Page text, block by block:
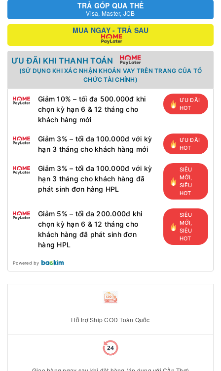
TRẢ GÓP QUA THẺ
Visa, Master, JCB
MUA NGAY - TRẢ SAU
ƯU ĐÃI KHI THANH TOÁN
(SỬ DỤNG KHI XÁC NHẬN KHOẢN VAY TRÊN TRANG CỦA TỔ
CHỨC TÀI CHÍNH)
Giảm 10% – tối đa 500.000đ khi
chọn kỳ hạn 6 & 12 tháng cho
khách hàng mới
ƯU ĐÃI
HOT
Giảm 3% – tối đa 100.000đ với kỳ
hạn 3 tháng cho khách hàng mới
ƯU ĐÃI
HOT
Giảm 3% – tối đa 100.000đ với kỳ
hạn 3 tháng cho khách hàng đã
phát sinh đơn hàng HPL
SIÊU
MỚI,
SIÊU
HOT
Giảm 5% – tối đa 200.000đ khi
chọn kỳ hạn 6 & 12 tháng cho
khách hàng đã phát sinh đơn
hàng HPL
SIÊU
MỚI,
SIÊU
HOT
Powered by
Hỗ trợ Ship COD Toàn Quốc